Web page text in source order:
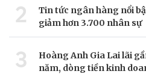
2
Tin tức ngân hàng nổi
giảm hơn 3.700 nhân sự
3
Hoàng Anh Gia Lai lãi
năm, dòng tiền kinh